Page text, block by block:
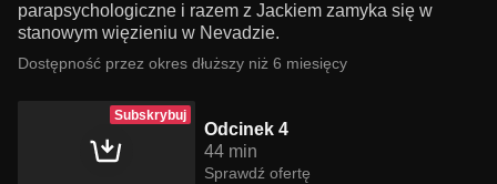
parapsychologiczne i razem z Jackiem zamyka się w
stanowym więzieniu w Nevadzie.
Dostępność przez okres dłuższy niż 6 miesięcy
Subskrybuj
Odcinek 4
44 min
Sprawdź ofertę